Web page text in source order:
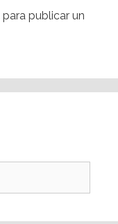
para publicar un